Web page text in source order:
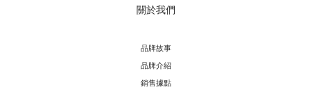
關於我們
品牌故事
品牌介紹
銷售據點